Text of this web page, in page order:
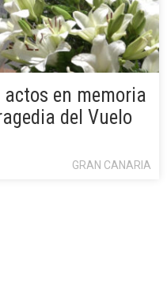
actos en memoria
del Vuelo
GRAN CANARIA